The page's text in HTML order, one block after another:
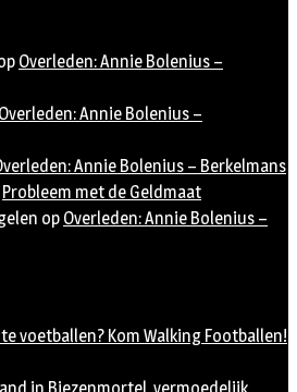
Overleden: Annie Bolenius –
Overleden: Annie Bolenius –
Annie Bolenius – Berkelmans
Probleem met de Geldmaat
op Overleden: Annie Bolenius –
voetballen? Kom Walking Footballen!